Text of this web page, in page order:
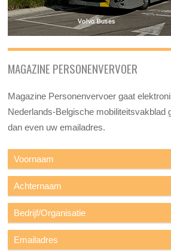
MAGAZINE PERSONENVERVOER
Magazine Personenvervoer gaat
Nederlands-Belgische mobiliteitsvakblad
dan even uw emailadres.